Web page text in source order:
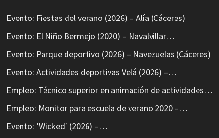
Evento: Fiestas del verano (2026) – Alía (Cáceres)
Evento: El Niño Bermejo (2020) – Navalvillar…
Evento: Parque deportivo (2026) – Navezuelas (Cáceres)
Evento: Actividades deportivas Velá (2026) –…
Empleo: Técnico superior en animación de actividades…
Empleo: Monitor para escuela de verano 2020 –…
Evento: ‘Wicked’ (2026) –…